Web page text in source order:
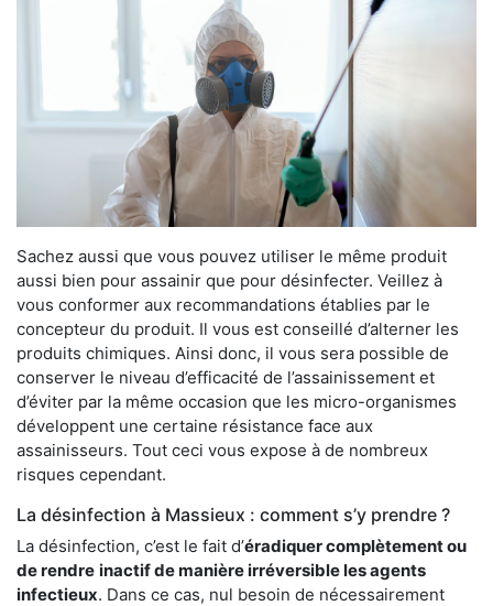
Sachez aussi que vous pouvez utiliser le même produit
aussi bien pour assainir que pour désinfecter. Veillez à
vous conformer aux recommandations établies par le
concepteur du produit. Il vous est conseillé d’alterner les
produits chimiques. Ainsi donc, il vous sera possible de
conserver le niveau d’efficacité de l’assainissement et
d’éviter par la même occasion que les micro-organismes
développent une certaine résistance face aux
assainisseurs. Tout ceci vous expose à de nombreux
risques cependant.
La désinfection à Massieux : comment s’y prendre ?
La désinfection, c’est le fait d’éradiquer complètement ou
de rendre inactif de manière irréversible les agents
infectieux. Dans ce cas, nul besoin de nécessairement